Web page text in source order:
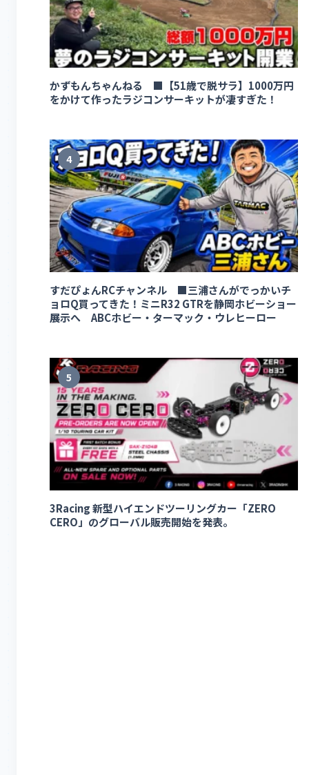
かずもんちゃんねる ■【51歳で脱サラ】1000万円
をかけて作ったラジコンサーキットが凄すぎた！
4
すだぴょんRCチャンネル ■三浦さんがでっかいチ
ョロQ買ってきた！ミニR32 GTRを静岡ホビーショー
展示へ ABCホビー・ターマック・ウレヒーロー
5
3Racing 新型ハイエンドツーリングカー「ZERO
CERO」のグローバル販売開始を発表。